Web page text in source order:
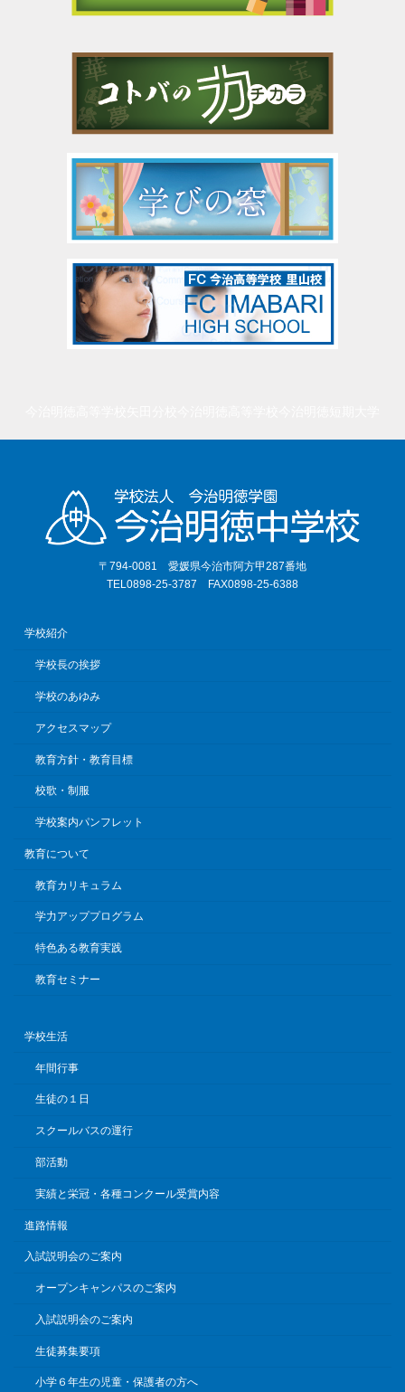
〒794-0081 愛媛県今治市阿方甲287番地
TEL0898-25-3787 FAX0898-25-6388
学校紹介
学校長の挨拶
学校のあゆみ
アクセスマップ
教育方針・教育目標
校歌・制服
学校案内パンフレット
教育について
教育カリキュラム
学力アッププログラム
特色ある教育実践
教育セミナー
学校生活
年間行事
生徒の１日
スクールバスの運行
部活動
実績と栄冠・各種コンクール受賞内容
進路情報
入試説明会のご案内
オープンキャンパスのご案内
入試説明会のご案内
生徒募集要項
小学６年生の児童・保護者の方へ